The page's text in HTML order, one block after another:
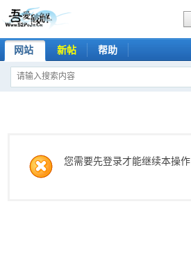
网站 新帖 帮助
您需要先登录才能继续本操作